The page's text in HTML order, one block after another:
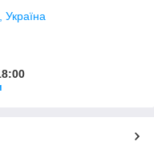
Україна